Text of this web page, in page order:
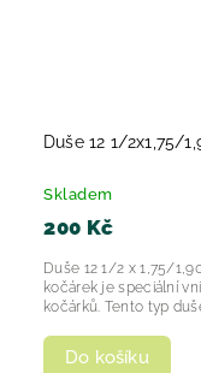
Duše 12 1/2x1,75/
Skladem
200 Kč
Do košíku
Duše 12 1/2 x 1,75/
kočárek je speciální
kočárků. Tento typ